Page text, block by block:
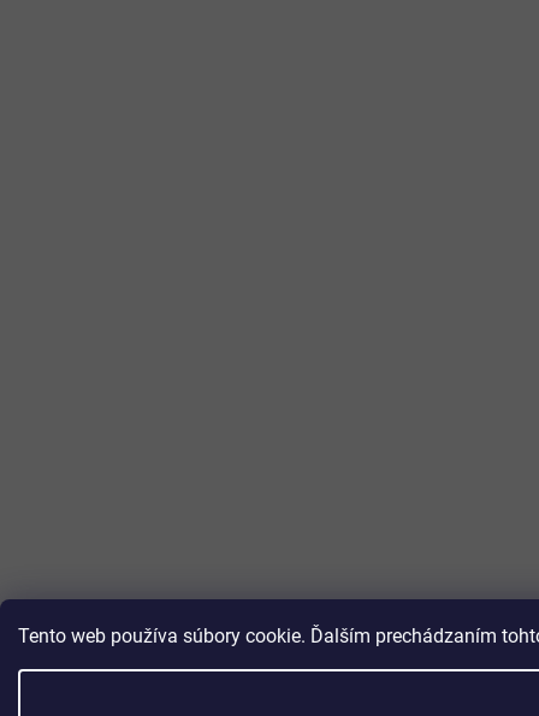
Tento web používa súbory cookie. Ďalším prechádzaním